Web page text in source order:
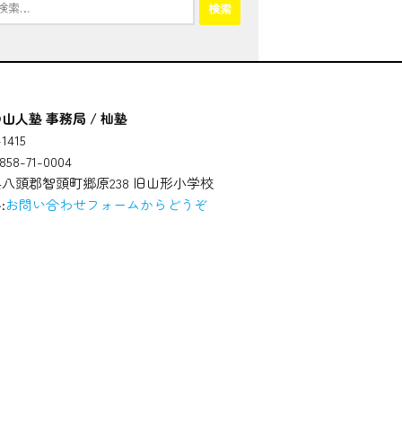
人塾 事務局 / 杣塾
71-0004
頭郡智頭町郷原238 旧山形小学校
お問い合わせフォームからどうぞ